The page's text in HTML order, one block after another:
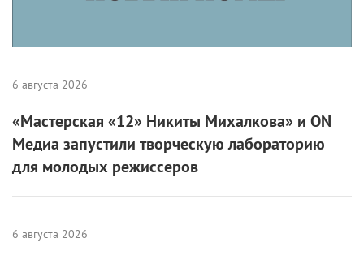
6 августа 2026
«Мастерская «12» Никиты Михалкова» и ON
Медиа запустили творческую лабораторию
для молодых режиссеров
6 августа 2026